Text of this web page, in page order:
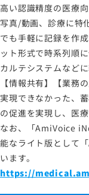
高い認識精度の医療
写真/動画、診療に特
でも手軽に記録を作
ット形式で時系列順
カルテシステムなど
【情報共有】【業務
実現できなかった、
の促進を実現し、医
なお、「AmiVoice
能なライト版として
います。
https://